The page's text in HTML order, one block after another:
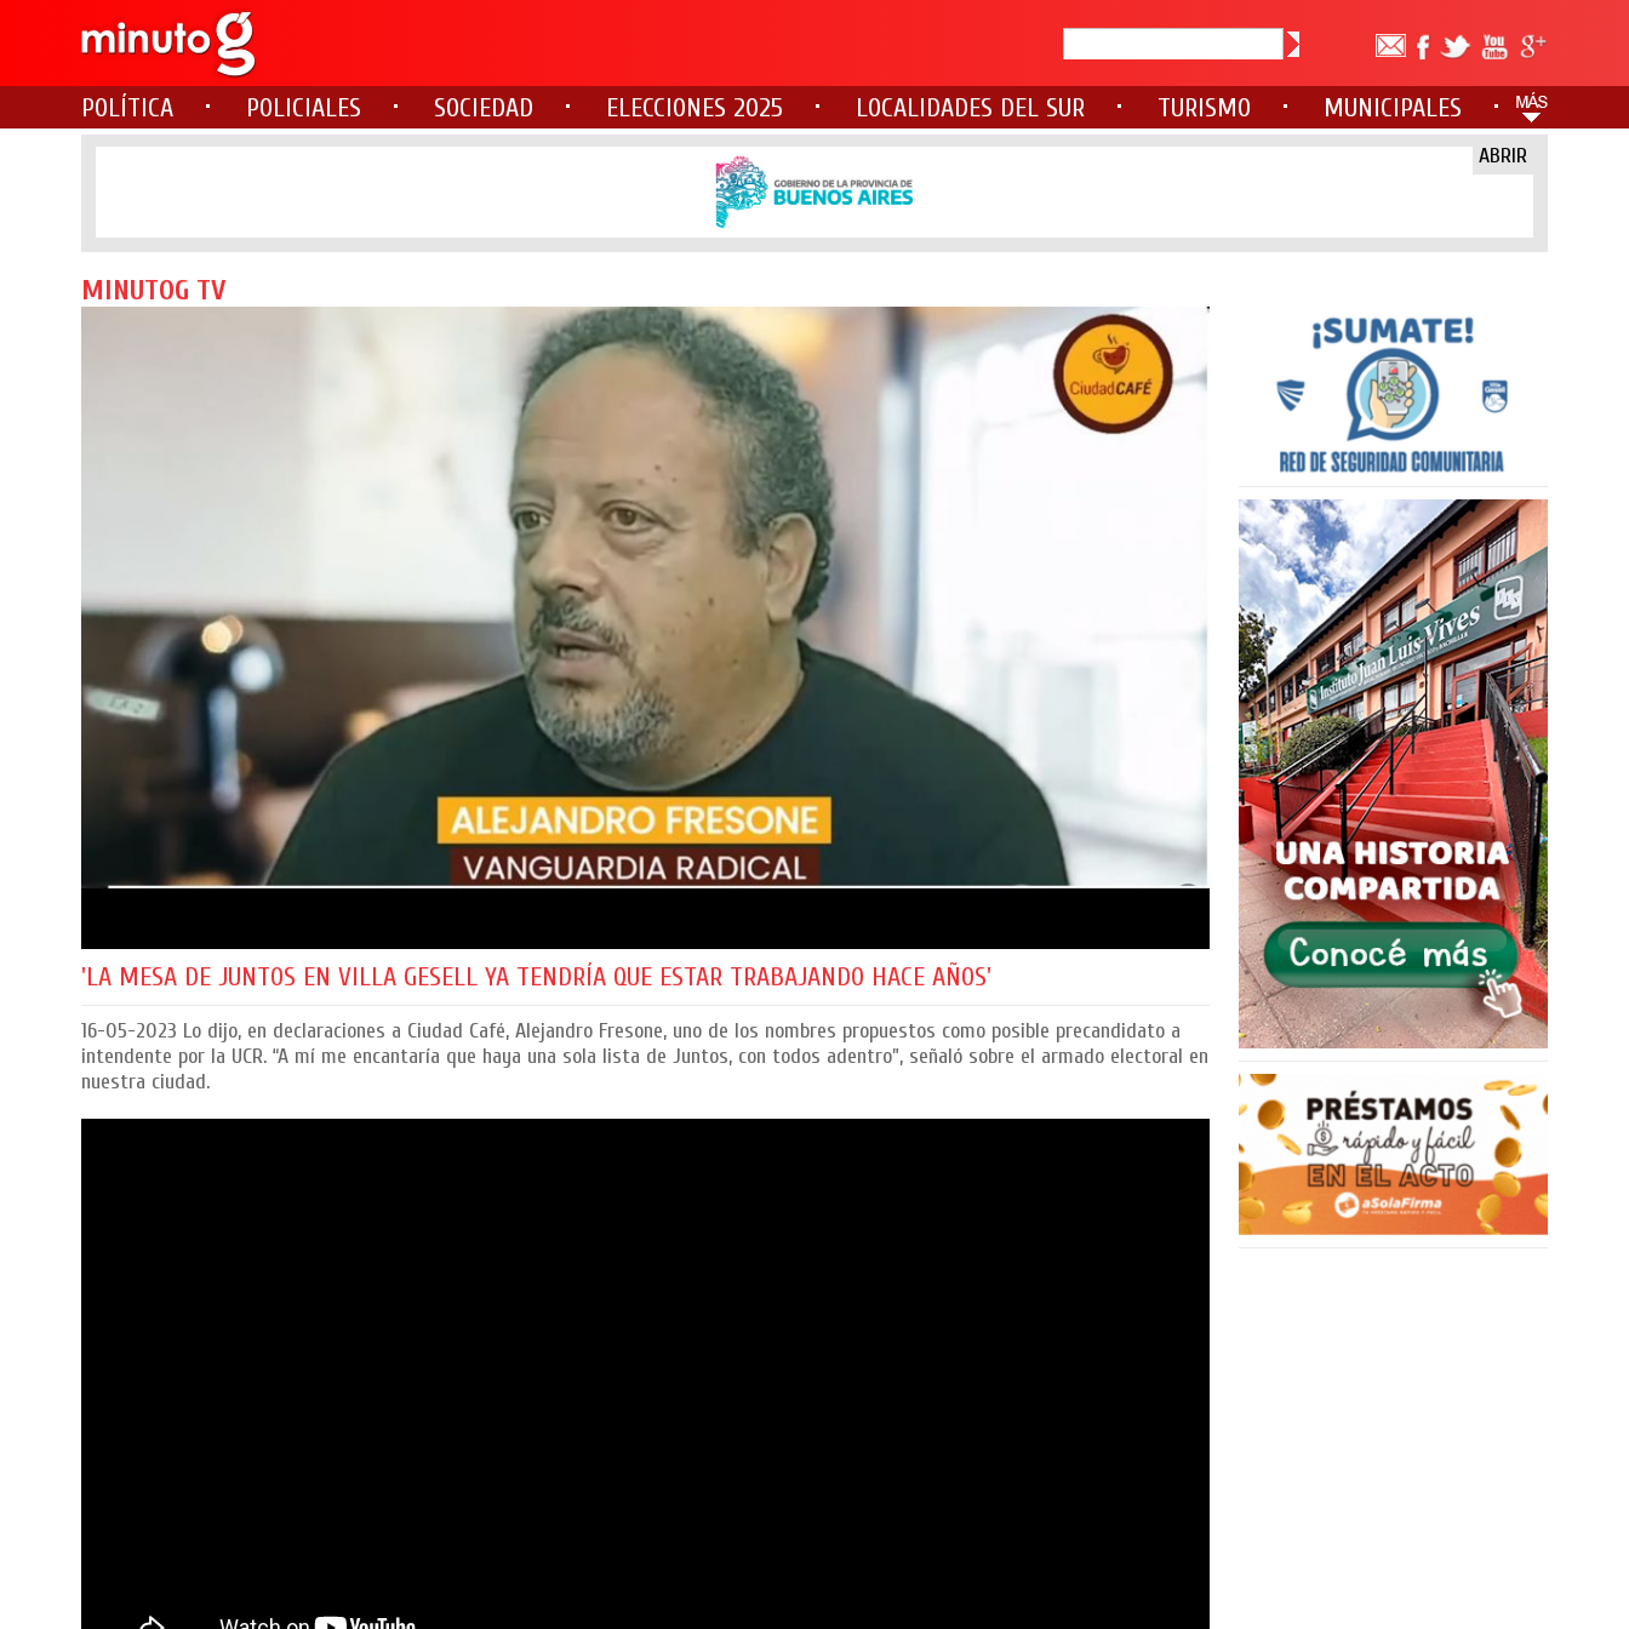
POLÍTICA POLICIALES SOCIEDAD ELECCIONES 2025 LOCALIDADES DEL SUR TURISMO MUNICIPALES
ABRIR
MINUTOG TV
'LA MESA DE JUNTOS EN VILLA GESELL YA TENDRÍA QUE ESTAR TRABAJANDO HACE AÑOS'
16-05-2023 Lo dijo, en declaraciones a Ciudad Café, Alejandro Fresone, uno de los nombres propuestos como posible precandidato a
intendente por la UCR. “A mí me encantaría que haya una sola lista de Juntos, con todos adentro”, señaló sobre el armado electoral en
nuestra ciudad.